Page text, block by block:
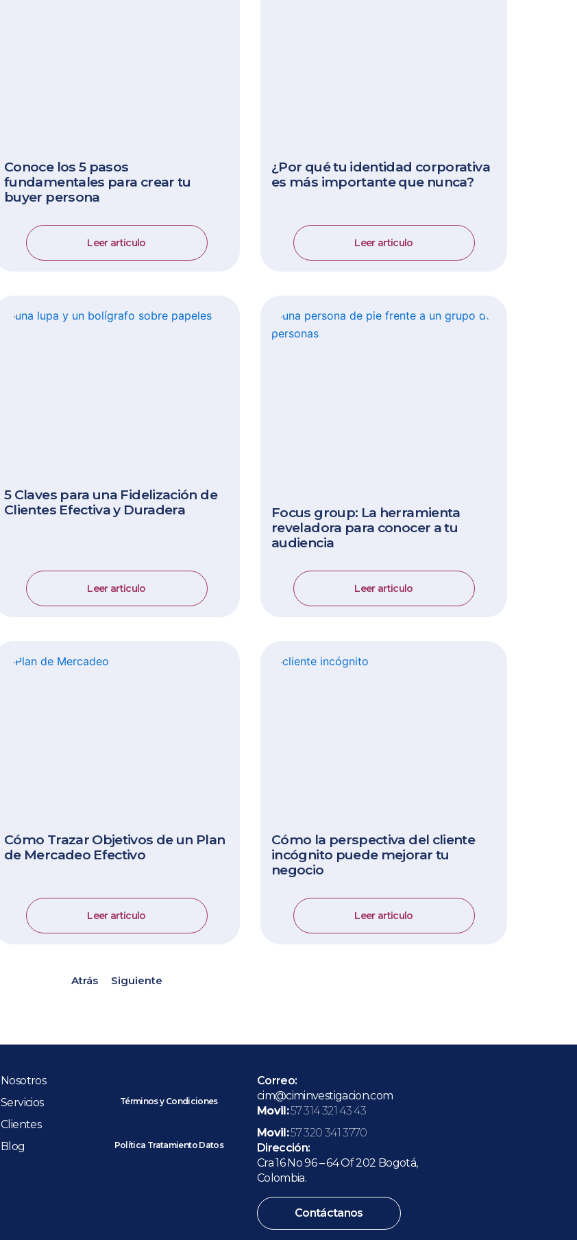
Conoce los 5 pasos
fundamentales para crear tu
buyer persona
Leer articulo
¿Por qué tu identidad corporativa
es más importante que nunca?
Leer articulo
5 Claves para una Fidelización de
Clientes Efectiva y Duradera
Leer articulo
Focus group: La herramienta
reveladora para conocer a tu
audiencia
Leer articulo
Cómo Trazar Objetivos de un Plan
de Mercadeo Efectivo
Leer articulo
Cómo la perspectiva del cliente
incógnito puede mejorar tu
negocio
Leer articulo
Atrás Siguiente
Nosotros
Servicios
Clientes
Blog
Términos y Condiciones
Política Tratamiento Datos
Correo:
cim@ciminvestigacion.com
Movil:57 314 321 43 43
Movil:57 320 341 3770
Dirección:
Cra 16 No 96 – 64 Of 202 Bogotá,
Colombia.
Contáctanos